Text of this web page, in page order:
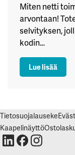
Miten netti
arvontaan!
selvityksen,
kodin…
Lue lisää:
Tietosuojalauseke
Kaapelinäyttö